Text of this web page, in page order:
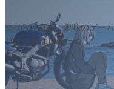
szkがVJやITや、趣味のゲー
バイクをはじめた